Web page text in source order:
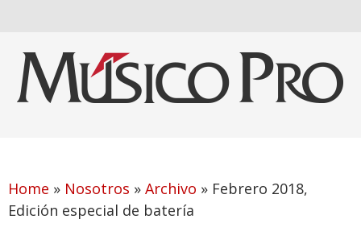
Home » Nosotros » Archivo » Febrero 2018,
Edición especial de batería